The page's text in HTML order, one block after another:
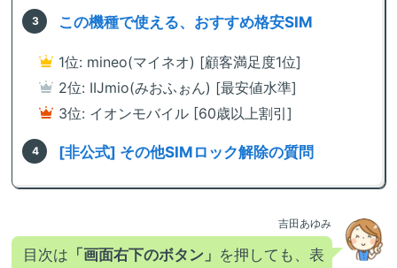
この機種で使える、おすすめ格安SIM
1位: mineo(マイネオ) [顧客満足度1位]
2位: IIJmio(みおふぉん) [最安値水準]
3位: イオンモバイル [60歳以上割引]
[非公式] その他SIMロック解除の質問
吉田あゆみ
目次は 「画面右下のボタン」 を押しても、表